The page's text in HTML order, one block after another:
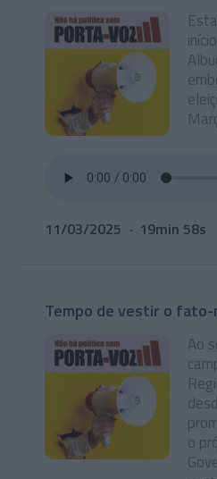
11/03/2025 19min 58s
Tempo de vestir o fato-
Ao
o